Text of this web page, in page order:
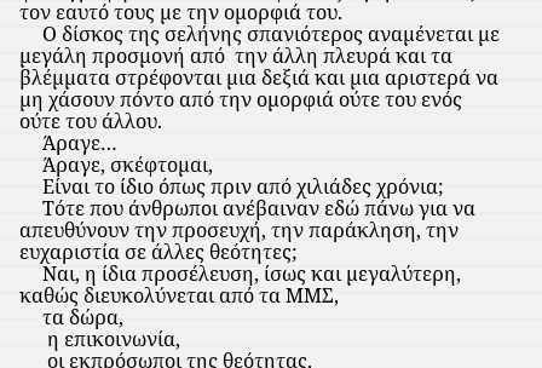
τον εαυτό τους με την ομορφιά του.
Ο δίσκος της σελήνης σπανιότερος αναμένεται με
μεγάλη προσμονή από την άλλη πλευρά και τα
βλέμματα στρέφονται μια δεξιά και μια αριστερά να
μη χάσουν πόντο από την ομορφιά ούτε του ενός
ούτε του άλλου.
Άραγε…
Άραγε, σκέφτομαι,
Είναι το ίδιο όπως πριν από χιλιάδες χρόνια;
Τότε που άνθρωποι ανέβαιναν εδώ πάνω για να
απευθύνουν την προσευχή, την παράκληση, την
ευχαριστία σε άλλες θεότητες;
Ναι, η ίδια προσέλευση, ίσως και μεγαλύτερη,
καθώς διευκολύνεται από τα ΜΜΣ,
τα δώρα,
η επικοινωνία,
οι εκπρόσωποι της θεότητας,